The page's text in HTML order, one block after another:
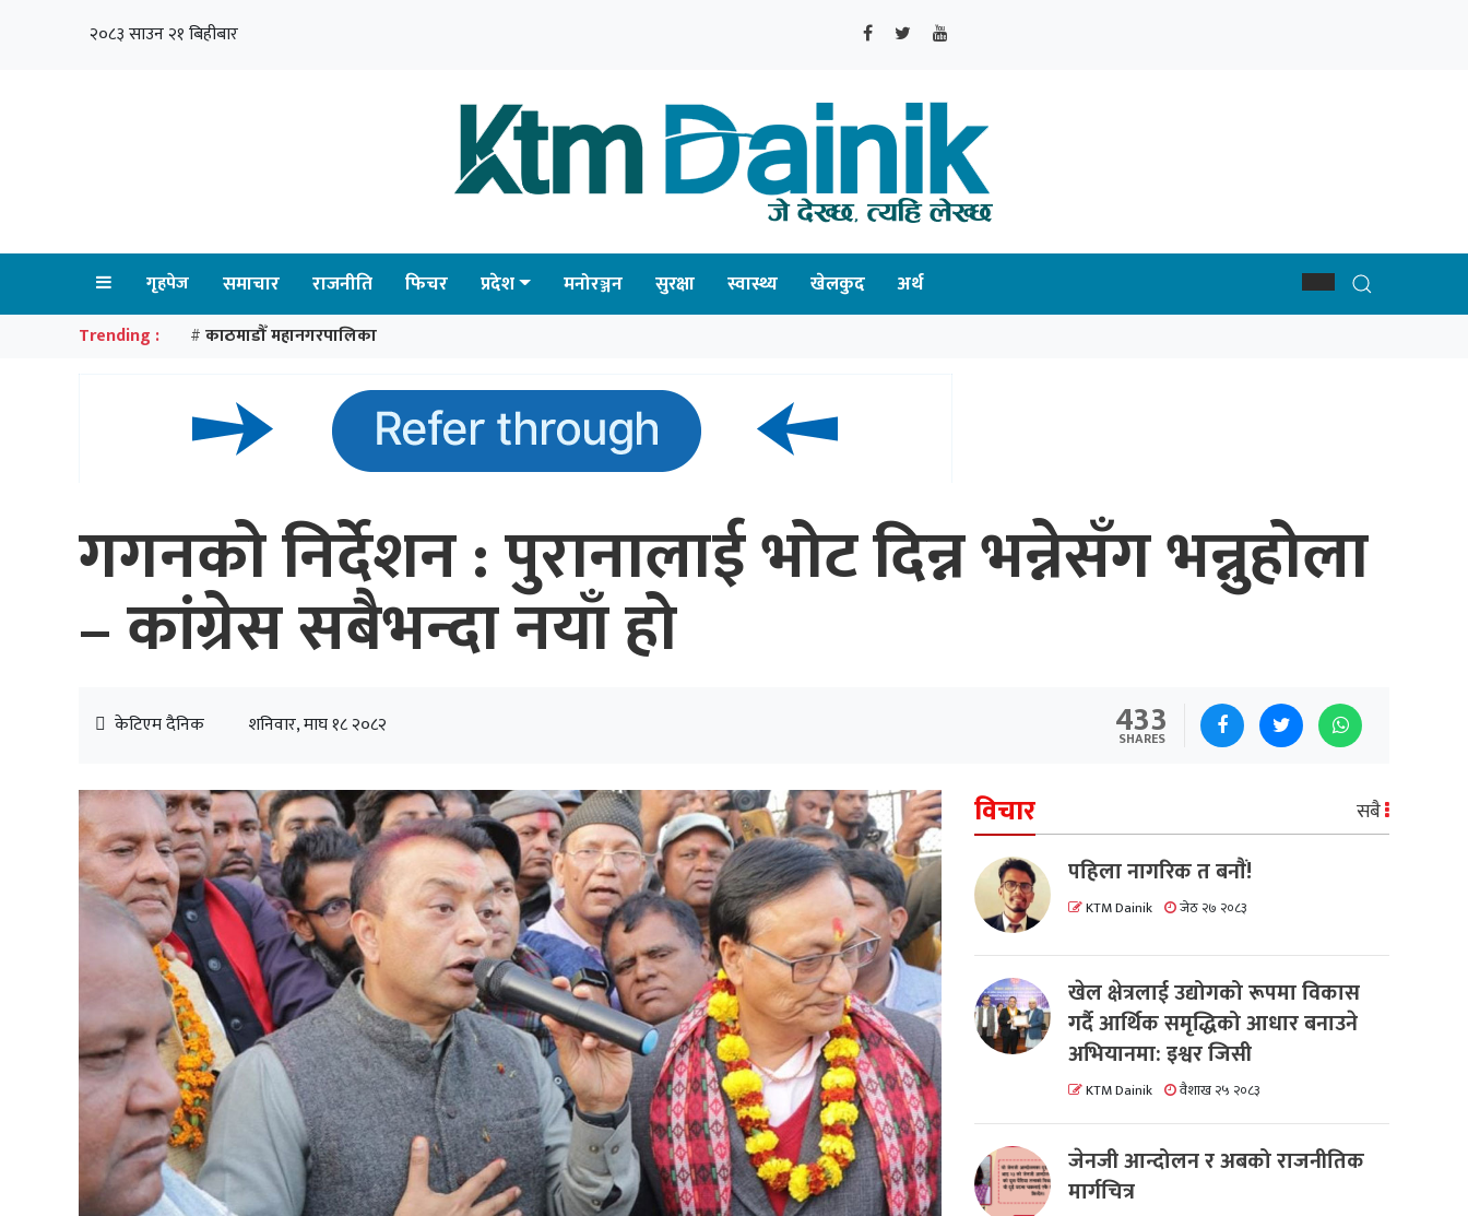
२०८३ साउन २१ बिहीबार
गृहपेज समाचार राजनीति फिचर प्रदेश मनोरञ्जन सुरक्षा स्वास्थ्य खेलकुद अर्थ
Trending : # काठमाडौँ महानगरपालिका
गगनको निर्देशन : पुरानालाई भोट दिन्न भन्नेसँग भन्नुहोला
– कांग्रेस सबैभन्दा नयाँ हो
केटिएम दैनिक शनिवार, माघ १८ २०८२ 433
SHARES
विचार सबै
पहिला नागरिक त बनाैं!
KTM Dainik जेठ २७ २०८३
खेल क्षेत्रलाई उद्योगको रूपमा विकास
गर्दै आर्थिक समृद्धिको आधार बनाउने
अभियानमा: इश्वर जिसी
KTM Dainik वैशाख २५ २०८३
जेनजी आन्दोलन र अबको राजनीतिक
मार्गचित्र